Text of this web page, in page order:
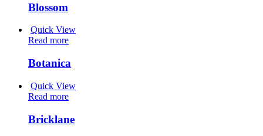
Blossom
Quick View
Read more
Botanica
Quick View
Read more
Bricklane